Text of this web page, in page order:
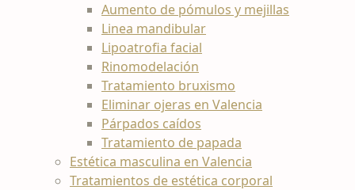
Aumento de pómulos y mejillas
Linea mandibular
Lipoatrofia facial
Rinomodelación
Tratamiento bruxismo
Eliminar ojeras en Valencia
Párpados caídos
Tratamiento de papada
Estética masculina en Valencia
Tratamientos de estética corporal